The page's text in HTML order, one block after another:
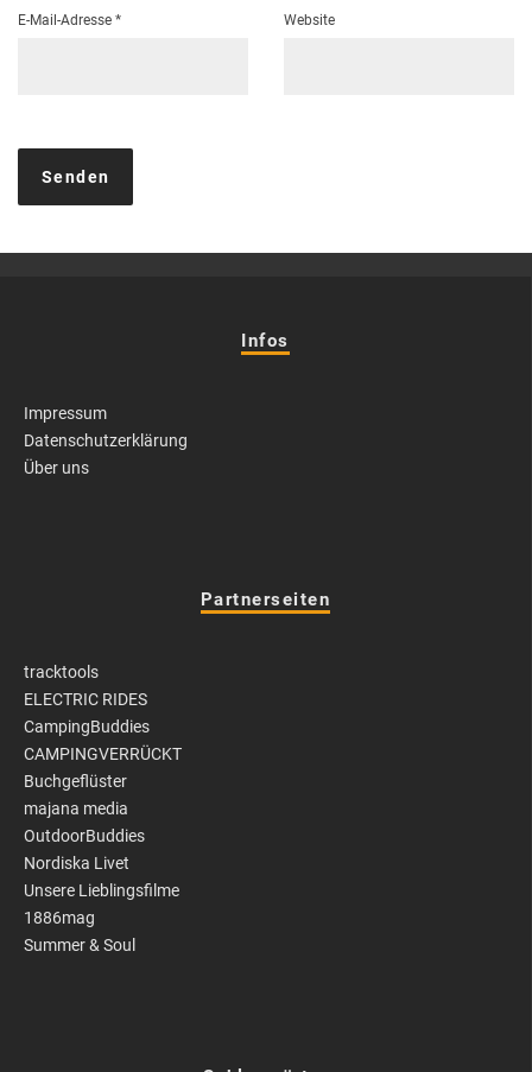
E-Mail-Adresse * Website
Infos
Impressum
Datenschutzerklärung
Über uns
Partnerseiten
tracktools
ELECTRIC RIDES
CampingBuddies
CAMPINGVERRÜCKT
Buchgeflüster
majana media
OutdoorBuddies
Nordiska Livet
Unsere Lieblingsfilme
1886mag
Summer & Soul